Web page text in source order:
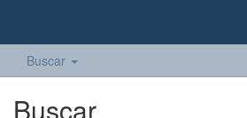
Buscar
Buscar